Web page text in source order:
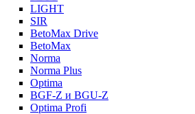
LIGHT
SIR
BetoMax Drive
BetoMax
Norma
Norma Plus
Optima
BGF-Z и BGU-Z
Optima Profi